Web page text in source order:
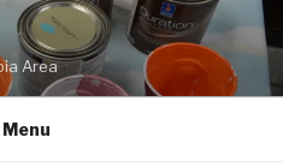
Area
Menu